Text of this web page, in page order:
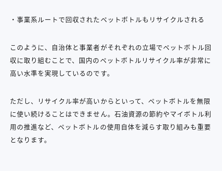
・事業系ルートで回収されたペットボトルもリサイクルされる
このように、自治体と事業者がそれぞれの立場でペットボトル回
収に取り組むことで、国内のペットボトルリサイクル率が非常に
高い水準を実現しているのです。
ただし、リサイクル率が高いからといって、ペットボトルを無限
に使い続けることはできません。石油資源の節約やマイボトル利
用の推進など、ペットボトルの使用自体を減らす取り組みも重要
となります。